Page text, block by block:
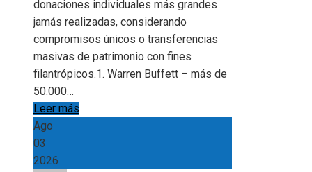
donaciones individuales más grandes
jamás realizadas, considerando
compromisos únicos o transferencias
masivas de patrimonio con fines
filantrópicos.1. Warren Buffett – más de
50.000…
Leer más
Ago
03
2026